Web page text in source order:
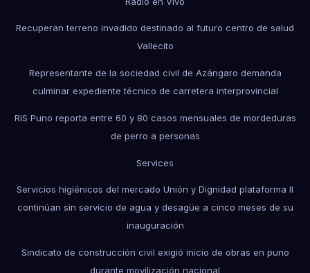
Recuperan terreno invadido destinado al futuro centro de salud
Vallecito
Representante de la sociedad civil de Azángaro demanda
culminar expediente técnico de carretera interprovincial
RIS Puno reporta entre 60 y 80 casos mensuales de mordeduras
de perro a personas
Services
Servicios higiénicos del mercado Unión y Dignidad plataforma II
continúan sin servicio de agua y desagüe a cinco meses de su
inauguración
Sindicato de construcción civil exigió inicio de obras en puno
durante movilización nacional